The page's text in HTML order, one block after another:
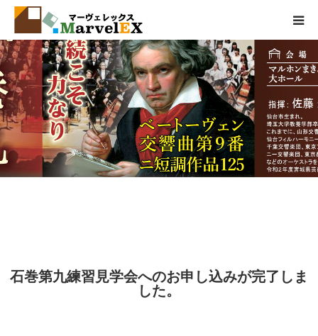
石巻第九練習見学会へのお申し込みが完了しま
した。
製品情報
エクステリアとは
弊社の取組
品質基準